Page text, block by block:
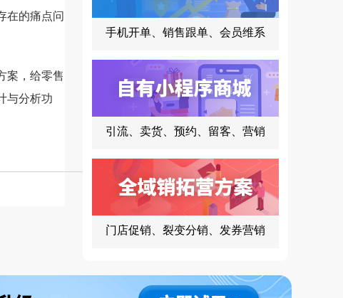
在的痛点问
案，给零售
与分析功
手机开单、销售跟单、会员维系
引流、卖货、预约、留客、营销
门店促销、裂变分销、发券营销